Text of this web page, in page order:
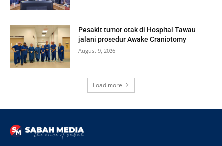
Pesakit tumor otak di Hospital Tawau
jalani prosedur Awake Craniotomy
August 9, 2026
Load more